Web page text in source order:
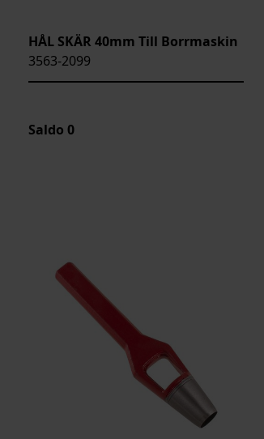
HÅL SKÄR 40mm Till Borrmaskin
3563-2099
Saldo 0